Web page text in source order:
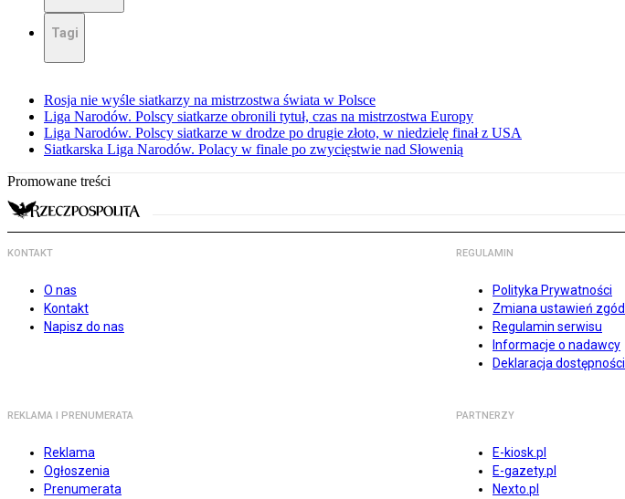
Tagi
Rosja nie wyśle siatkarzy na mistrzostwa świata w Polsce
Liga Narodów. Polscy siatkarze obronili tytuł, czas na mistrzostwa Europy
Liga Narodów. Polscy siatkarze w drodze po drugie złoto, w niedzielę finał z USA
Siatkarska Liga Narodów. Polacy w finale po zwycięstwie nad Słowenią
Promowane treści
KONTAKT
O nas
Kontakt
Napisz do nas
REGULAMIN
Polityka Prywatności
Zmiana ustawień zgód
Regulamin serwisu
Informacje o nadawcy
Deklaracja dostępności
REKLAMA I PRENUMERATA
Reklama
Ogłoszenia
Prenumerata
PARTNERZY
E-kiosk.pl
E-gazety.pl
Nexto.pl